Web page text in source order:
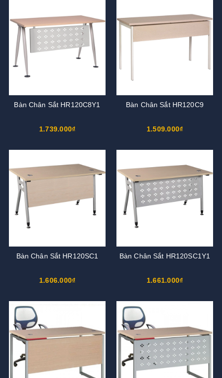
Bàn Chân Sắt HR120C8Y1
1.739.000₫
Bàn Chân Sắt HR120C9
1.509.000₫
Bàn Chân Sắt HR120SC1
1.606.000₫
Bàn Chân Sắt HR120SC1Y1
1.661.000₫